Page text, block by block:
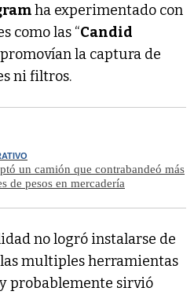
ha experimentado con
como las “Candid
la captura de
ni filtros.
un camión que contrabandeó más
de pesos en mercadería
no logró instalarse de
multiples herramientas
probablemente sirvió